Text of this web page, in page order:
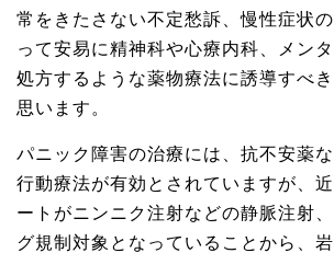
常をきたさない不定愁訴、慢性症状
って安易に精神科や心療内科、メン
処方するような薬物療法に誘導すべ
思います。
パニック障害の治療には、抗不安薬
行動療法が有効とされていますが、
ートがニンニク注射などの静脈注射
グ規制対象となっていることから、